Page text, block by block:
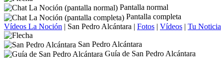
Pantalla normal
Pantalla completa
Vídeos La Noción | San Pedro Alcántara | Fotos | Vídeos | Tu Noticia
San Pedro Alcántara
Guía de San Pedro Alcántara